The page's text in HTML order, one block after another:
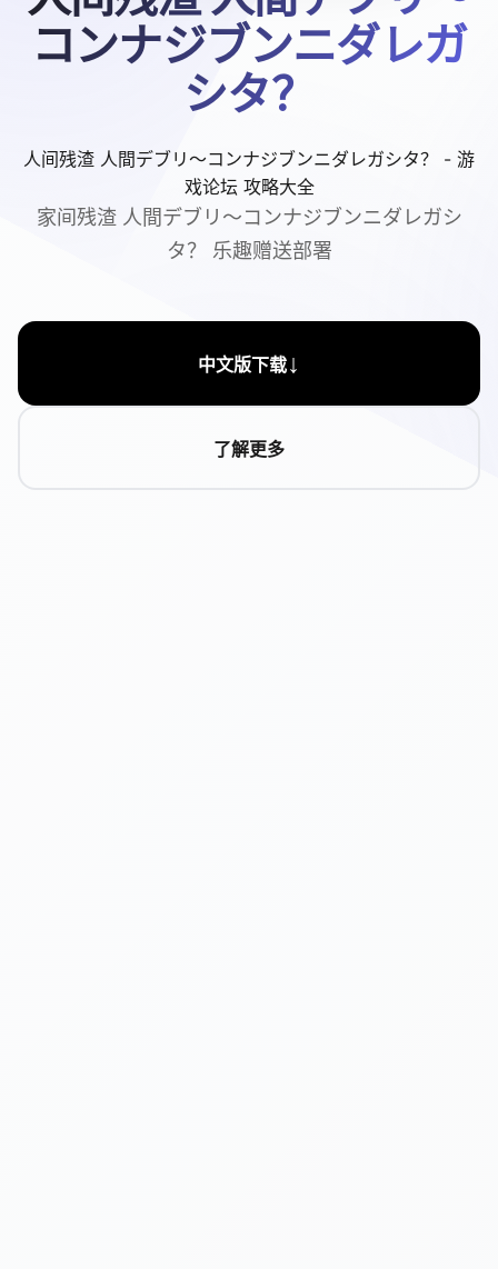
コンナジブンニダレガ
シタ？
人间残渣 人間デブリ～コンナジブンニダレガシタ？ - 游
戏论坛 攻略大全
家间残渣 人間デブリ～コンナジブンニダレガシ
タ？ 乐趣赠送部署
中文版下载↓
了解更多